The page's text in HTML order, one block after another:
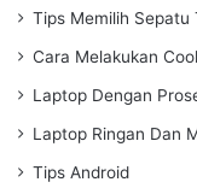
Tips Memilih Sepatu
Cara Melakukan
Laptop Dengan
Laptop Ringan Dan
Tips Android